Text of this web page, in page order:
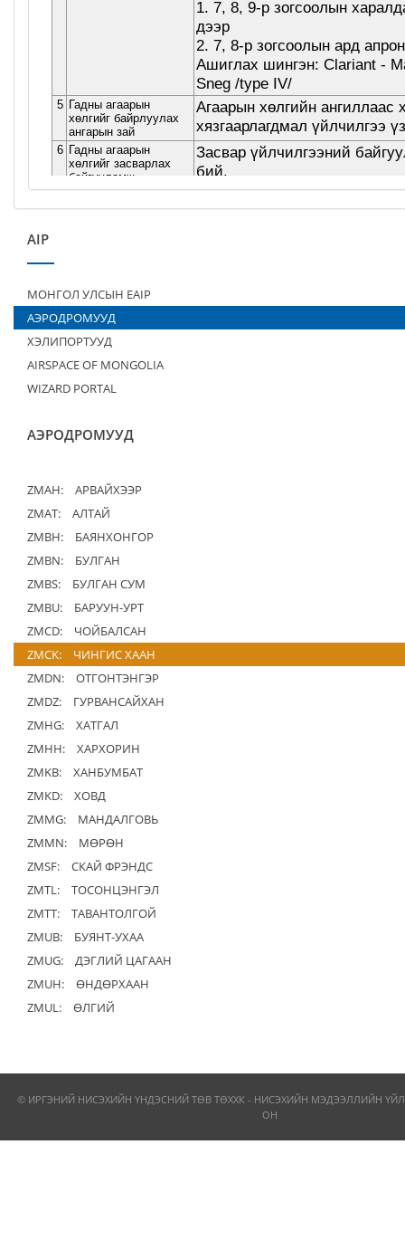
AIP
МОНГОЛ УЛСЫН EAIP
АЭРОДРОМУУД
ХЭЛИПОРТУУД
AIRSPACE OF MONGOLIA
WIZARD PORTAL
АЭРОДРОМУУД
ZMAH:
АРВАЙХЭЭР
ZMAT:
АЛТАЙ
ZMBH:
БАЯНХОНГОР
ZMBN:
БУЛГАН
ZMBS:
БУЛГАН СУМ
ZMBU:
БАРУУН-УРТ
ZMCD:
ЧОЙБАЛСАН
ZMCK:
ЧИНГИС ХААН
ZMDN:
ОТГОНТЭНГЭР
ZMDZ:
ГУРВАНСАЙХАН
ZMHG:
ХАТГАЛ
ZMHH:
ХАРХОРИН
ZMKB:
ХАНБУМБАТ
ZMKD:
ХОВД
ZMMG:
МАНДАЛГОВЬ
ZMMN:
МӨРӨН
ZMSF:
СКАЙ ФРЭНДС
ZMTL:
ТОСОНЦЭНГЭЛ
ZMTT:
ТАВАНТОЛГОЙ
ZMUB:
БУЯНТ-УХАА
ZMUG:
ДЭГЛИЙ ЦАГААН
ZMUH:
ӨНДӨРХААН
ZMUL:
ӨЛГИЙ
© ИРГЭНИЙ НИСЭХИЙН ҮНДЭСНИЙ ТӨВ ТӨХХК - НИСЭХИЙН МЭДЭЭЛЛИЙН
ОН